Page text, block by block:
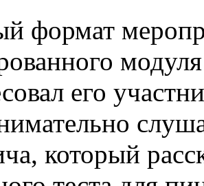
формат
его
который